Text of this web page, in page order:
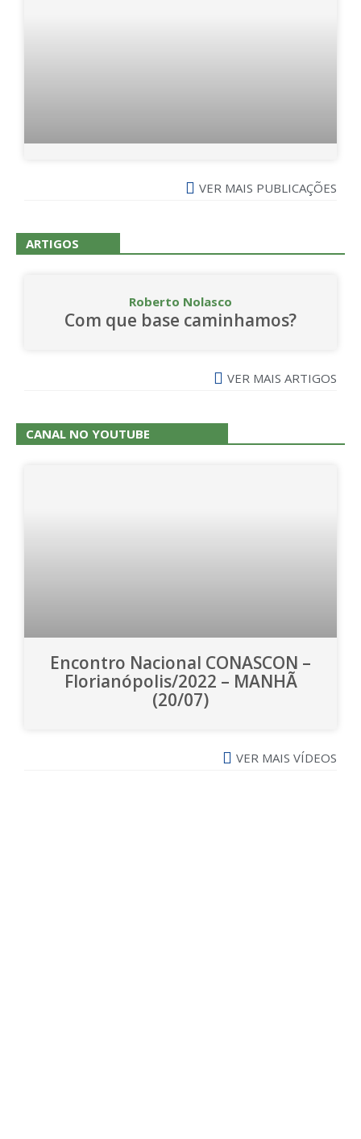
VER MAIS PUBLICAÇÕES
ARTIGOS
Roberto Nolasco
Com que base caminhamos?
VER MAIS ARTIGOS
CANAL NO YOUTUBE
Encontro Nacional CONASCON –
Florianópolis/2022 – MANHÃ
(20/07)
VER MAIS VÍDEOS